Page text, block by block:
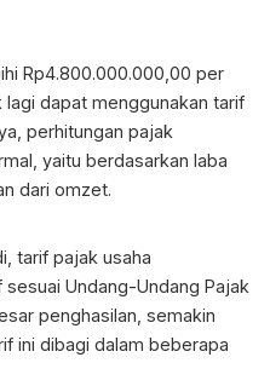
Rp4.800.000.000,00 per
lagi dapat menggunakan tarif
perhitungan pajak
yaitu berdasarkan laba
dari omzet.
tarif pajak usaha
Undang-Undang Pajak
penghasilan, semakin
ini dibagi dalam beberapa